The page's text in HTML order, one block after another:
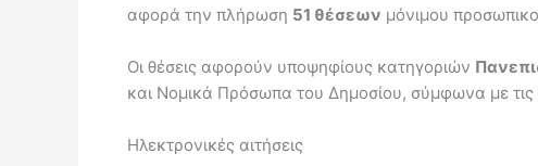
αφορά την πλήρωση 51 θέσεων μόνιμου
Οι θέσεις αφορούν υποψηφίους κατηγοριών
και Νομικά Πρόσωπα του Δημοσίου, σύμφωνα με τις
Ηλεκτρονικές αιτήσεις